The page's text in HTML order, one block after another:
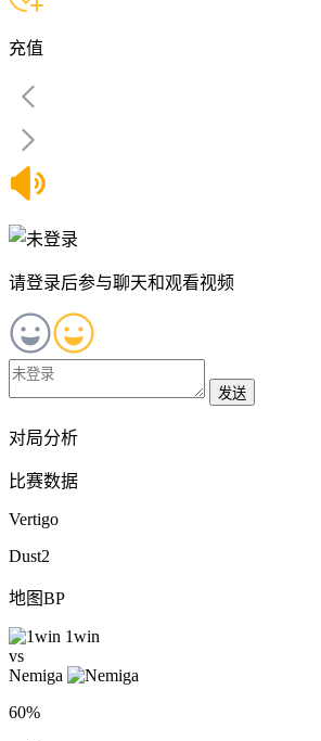
充值
请登录后参与聊天和观看视频
发送
对局分析
比赛数据
Vertigo
Dust2
地图BP
1win
vs
Nemiga
60%